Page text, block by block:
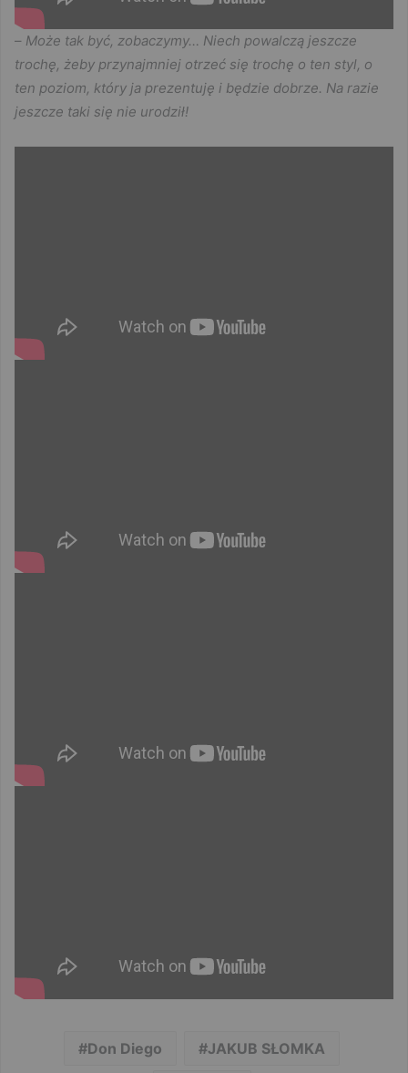
– Może tak być, zobaczymy… Niech powalczą jeszcze
trochę, żeby przynajmniej otrzeć się trochę o ten styl, o
ten poziom, który ja prezentuję i będzie dobrze. Na razie
jeszcze taki się nie urodził!
Don Diego JAKUB SŁOMKA